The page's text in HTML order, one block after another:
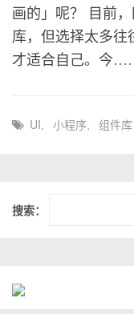
画的」呢？ 目前
库，但选择太多往
才适合自己。今
UI, 小程序, 组件库
搜索：